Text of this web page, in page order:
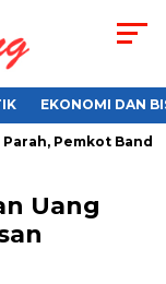
EKONOMI DAN
Pemkot Bandar
Uang